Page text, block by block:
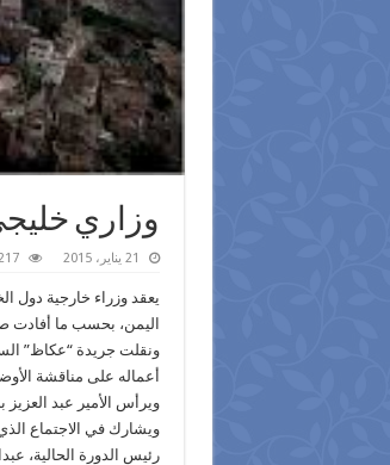
وزاري
21 يناير، 2015 217
يعقد وزراء خارجية دول
اليمن، بحسب ما أفادت
ونقلت جريدة “عكاظ”
أعماله على مناقشة
ويرأس الأمير عبد العزيز
ويشارك في الاجتماع
رئيس الدورة الحالية،